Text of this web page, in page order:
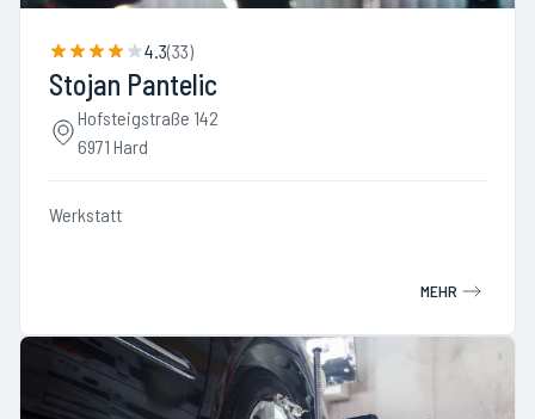
4.3(33)
Stojan Pantelic
Hofsteigstraße 142
6971 Hard
Werkstatt
MEHR